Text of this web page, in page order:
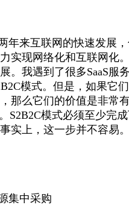
年来互联网的快速发展
实现网络化和互联网化
。我遇到了很多SaaS服
模式。但是，如果它
，那么它们的价值是非常
S2B2C模式必须至少完
实上，这一步并不容易。
集中采购